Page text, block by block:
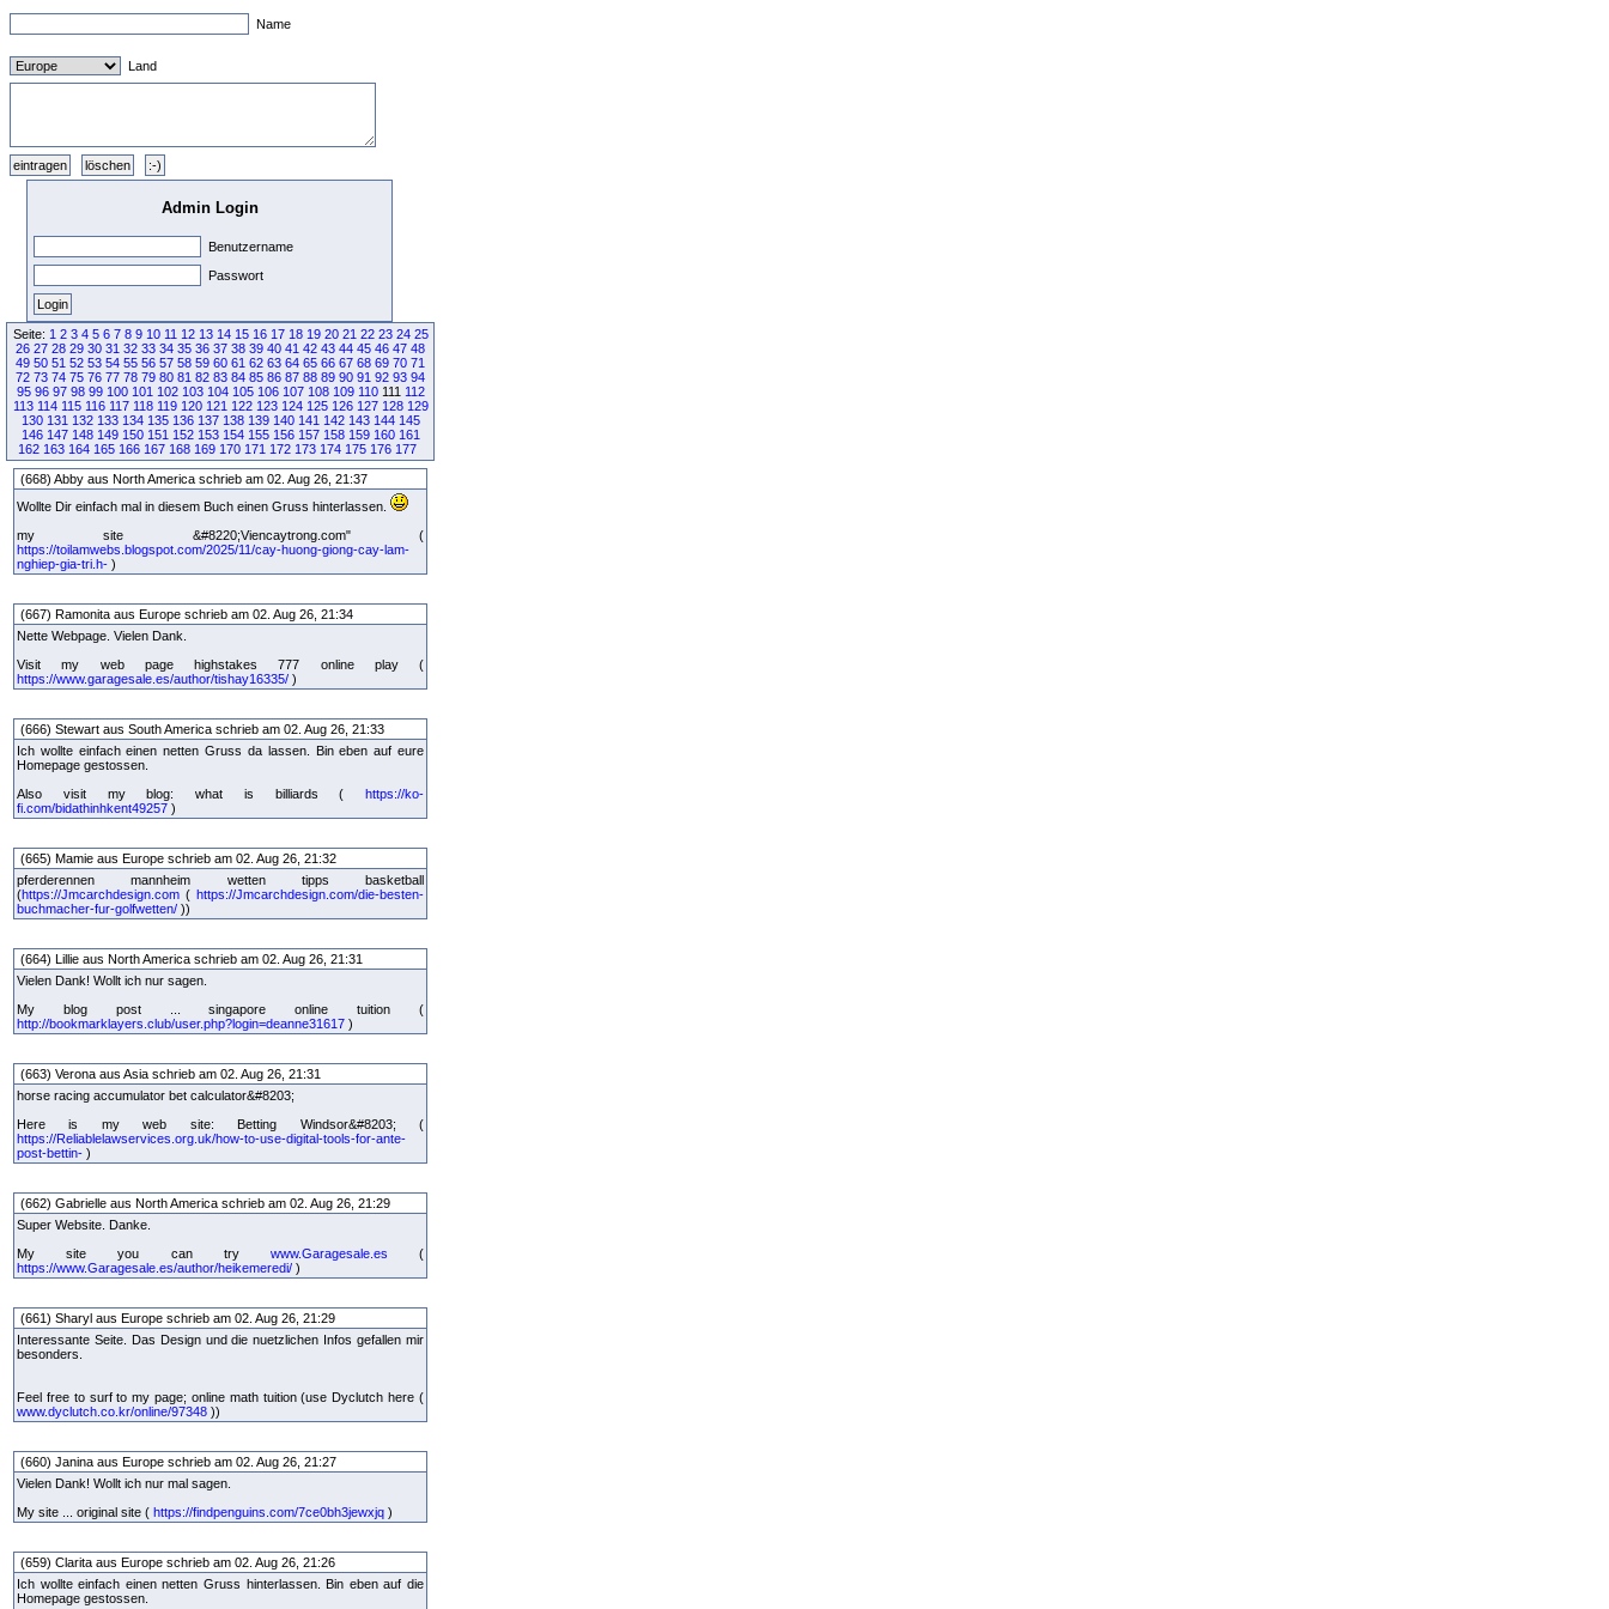
Name
Land
Admin Login
Benutzername
Passwort
Seite: 1 2 3 4 5 6 7 8 9 10 11 12 13 14 15 16 17 18 19 20 21 22 23 24 25
26 27 28 29 30 31 32 33 34 35 36 37 38 39 40 41 42 43 44 45 46 47 48
49 50 51 52 53 54 55 56 57 58 59 60 61 62 63 64 65 66 67 68 69 70 71
72 73 74 75 76 77 78 79 80 81 82 83 84 85 86 87 88 89 90 91 92 93 94
95 96 97 98 99 100 101 102 103 104 105 106 107 108 109 110111 112
113 114 115 116 117 118 119 120 121 122 123 124 125 126 127 128 129
130 131 132 133 134 135 136 137 138 139 140 141 142 143 144 145
146 147 148 149 150 151 152 153 154 155 156 157 158 159 160 161
162 163 164 165 166 167 168 169 170 171 172 173 174 175 176 177
(668) Abby aus North America schrieb am 02. Aug 26, 21:37
Wollte Dir einfach mal in diesem Buch einen Gruss hinterlassen.
my site &#8220;Viencaytrong.com" (
https://toilamwebs.blogspot.com/2025/11/cay-huong-giong-cay-lam-
nghiep-gia-tri.h- )
(667) Ramonita aus Europe schrieb am 02. Aug 26, 21:34
Nette Webpage. Vielen Dank.
Visit my web page highstakes 777 online play (
https://www.garagesale.es/author/tishay16335/ )
(666) Stewart aus South America schrieb am 02. Aug 26, 21:33
Ich wollte einfach einen netten Gruss da lassen. Bin eben auf eure
Homepage gestossen.
Also visit my blog: what is billiards ( https://ko-
fi.com/bidathinhkent49257 )
(665) Mamie aus Europe schrieb am 02. Aug 26, 21:32
pferderennen mannheim wetten tipps basketball
(https://Jmcarchdesign.com ( https://Jmcarchdesign.com/die-besten-
buchmacher-fur-golfwetten/ ))
(664) Lillie aus North America schrieb am 02. Aug 26, 21:31
Vielen Dank! Wollt ich nur sagen.
My blog post ... singapore online tuition (
http://bookmarklayers.club/user.php?login=deanne31617 )
(663) Verona aus Asia schrieb am 02. Aug 26, 21:31
horse racing accumulator bet calculator&#8203;
Here is my web site: Betting Windsor&#8203; (
https://Reliablelawservices.org.uk/how-to-use-digital-tools-for-ante-
post-bettin- )
(662) Gabrielle aus North America schrieb am 02. Aug 26, 21:29
Super Website. Danke.
My site you can try www.Garagesale.es (
https://www.Garagesale.es/author/heikemeredi/ )
(661) Sharyl aus Europe schrieb am 02. Aug 26, 21:29
Interessante Seite. Das Design und die nuetzlichen Infos gefallen mir
besonders.
Feel free to surf to my page; online math tuition (use Dyclutch here (
www.dyclutch.co.kr/online/97348 ))
(660) Janina aus Europe schrieb am 02. Aug 26, 21:27
Vielen Dank! Wollt ich nur mal sagen.
My site ... original site ( https://findpenguins.com/7ce0bh3jewxjq )
(659) Clarita aus Europe schrieb am 02. Aug 26, 21:26
Ich wollte einfach einen netten Gruss hinterlassen. Bin eben auf die
Homepage gestossen.